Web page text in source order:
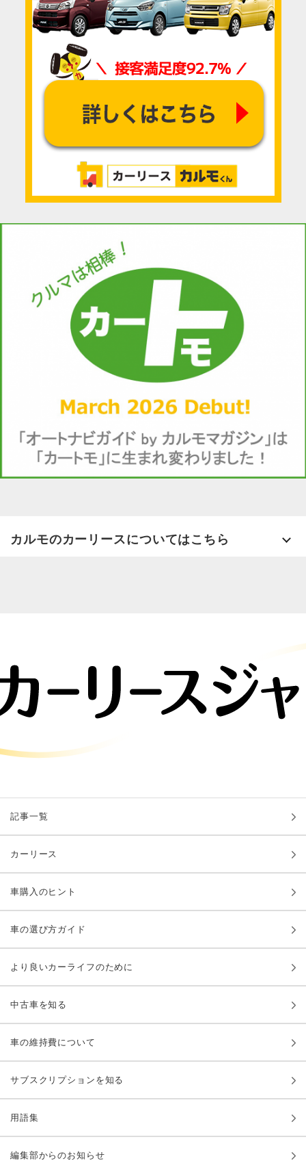
カルモのカーリースについてはこちら
記事一覧
カーリース
車購入のヒント
車の選び方ガイド
より良いカーライフのために
中古車を知る
車の維持費について
サブスクリプションを知る
用語集
編集部からのお知らせ